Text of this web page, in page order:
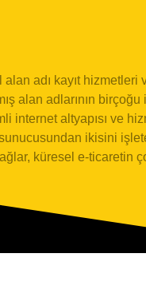
adı kayıt hizmetleri
alan adlarının
internet altyapısı ve
ikisini
küresel e-ticaretin